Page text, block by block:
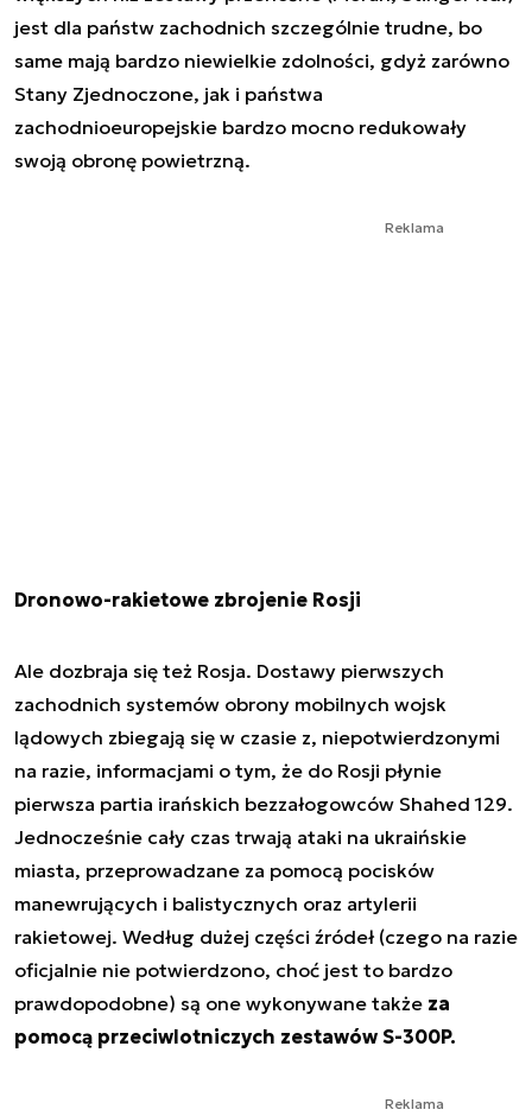
jest dla państw zachodnich szczególnie trudne, bo
same mają bardzo niewielkie zdolności, gdyż zarówno
Stany Zjednoczone, jak i państwa
zachodnioeuropejskie bardzo mocno redukowały
swoją obronę powietrzną.
Reklama
Dronowo-rakietowe zbrojenie Rosji
Ale dozbraja się też Rosja. Dostawy pierwszych
zachodnich systemów obrony mobilnych wojsk
lądowych zbiegają się w czasie z, niepotwierdzonymi
na razie, informacjami o tym, że do Rosji płynie
pierwsza partia irańskich bezzałogowców Shahed 129.
Jednocześnie cały czas trwają ataki na ukraińskie
miasta, przeprowadzane za pomocą pocisków
manewrujących i balistycznych oraz artylerii
rakietowej. Według dużej części źródeł (czego na razie
oficjalnie nie potwierdzono, choć jest to bardzo
prawdopodobne) są one wykonywane także za
pomocą przeciwlotniczych zestawów S-300P.
Reklama